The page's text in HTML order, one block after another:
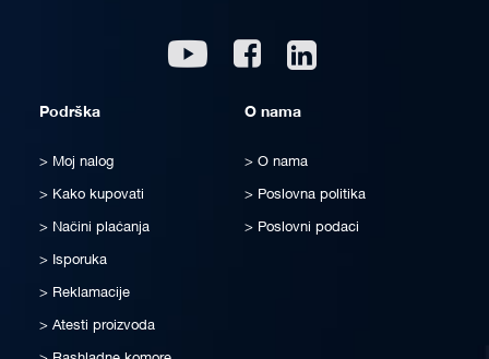
Youtube Facebook
Podrška
Moj nalog
Kako kupovati
Načini plaćanja
Isporuka
Reklamacije
Atesti proizvoda
O nama
O nama
Poslovna politika
Poslovni podaci